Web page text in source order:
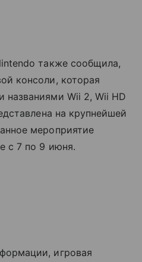
также сообщила,
консоли, которая
названиями Wii 2, Wii HD
на крупнейшей
мероприятие
с 7 по 9 июня.
игровая